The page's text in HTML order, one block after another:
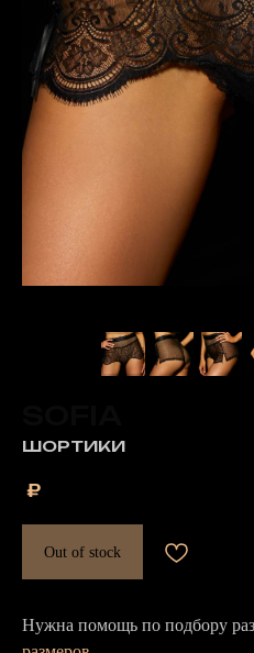
ШОРТИКИ
₽
Out of stock
Нужна помощь по подбору